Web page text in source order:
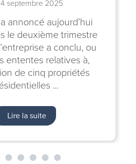
4 septembre 2025
annoncé aujourd’hui
le deuxième trimestre
a conclu, ou
ententes relatives à,
de cinq propriétés
...
Lire la suite